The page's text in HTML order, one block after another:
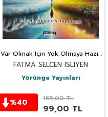
Var Olmak Için Yok Olmaya Hazır
Mısın?
FATMA SELCEN ISLIYEN
Yörünge Yayınları
%40 165,00TL
99,00 TL